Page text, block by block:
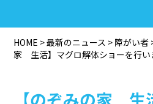
HOME >最新のニュース > 障がい者
家 生活】マグロ解体ショーを行い